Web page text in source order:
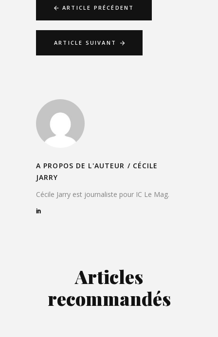
ARTICLE PRÉCÉDENT
ARTICLE SUIVANT
A PROPOS DE L'AUTEUR / CÉCILE
JARRY
Cécile Jarry est journaliste pour IC Le Mag.
Articles
recommandés